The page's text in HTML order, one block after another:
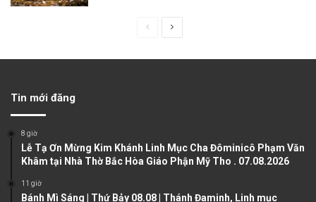
u
s
g
e
Tin mới đăng
8 giờ
Lễ Tạ Ơn Mừng Kim Khánh Linh Mục Cha Đôminicô Phạm Văn
Khâm tại Nhà Thờ Bắc Hòa Giáo Phận Mỹ Tho . 07.08.2026
11 giờ
Bánh Mì Sáng | Thứ Bảy 08.08 | Thánh Đaminh, Linh mục